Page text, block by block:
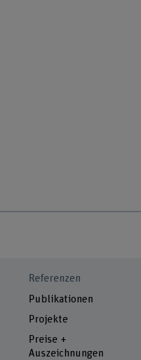
Referenzen
Publikationen
Projekte
Preise +
Auszeichnungen